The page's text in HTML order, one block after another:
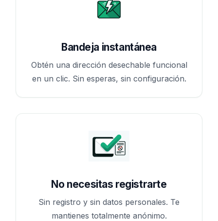
Bandeja instantánea
Obtén una dirección desechable funcional
en un clic. Sin esperas, sin configuración.
No necesitas registrarte
Sin registro y sin datos personales. Te
mantienes totalmente anónimo.